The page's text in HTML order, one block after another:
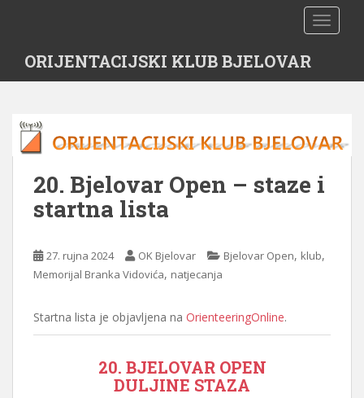
t
ORIJENTACIJSKI KLUB BJELOVAR
20. Bjelovar Open – staze i
startna lista
27. rujna 2024 OK Bjelovar Bjelovar Open, klub,
Memorijal Branka Vidovića, natjecanja
Startna lista je objavljena na OrienteeringOnline.
20. BJELOVAR OPEN
DULJINE STAZA